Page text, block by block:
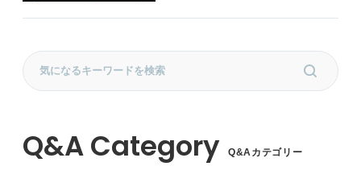
Q&Aカテゴリー